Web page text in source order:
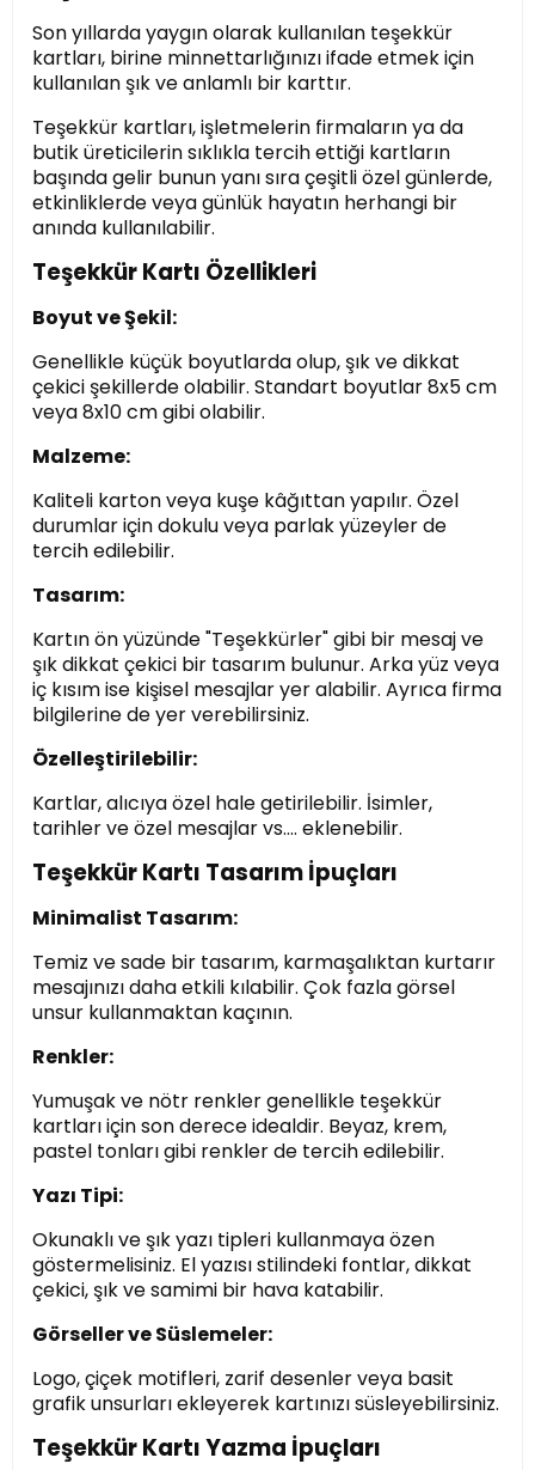
Son yıllarda yaygın olarak kullanılan teşekkür
kartları, birine minnettarlığınızı ifade etmek için
kullanılan şık ve anlamlı bir karttır.
Teşekkür kartları, işletmelerin firmaların ya da
butik üreticilerin sıklıkla tercih ettiği kartların
başında gelir bunun yanı sıra çeşitli özel günlerde,
etkinliklerde veya günlük hayatın herhangi bir
anında kullanılabilir.
Teşekkür Kartı Özellikleri
Boyut ve Şekil:
Genellikle küçük boyutlarda olup, şık ve dikkat
çekici şekillerde olabilir. Standart boyutlar 8x5 cm
veya 8x10 cm gibi olabilir.
Malzeme:
Kaliteli karton veya kuşe kâğıttan yapılır. Özel
durumlar için dokulu veya parlak yüzeyler de
tercih edilebilir.
Tasarım:
Kartın ön yüzünde "Teşekkürler" gibi bir mesaj ve
şık dikkat çekici bir tasarım bulunur. Arka yüz veya
iç kısım ise kişisel mesajlar yer alabilir. Ayrıca firma
bilgilerine de yer verebilirsiniz.
Özelleştirilebilir:
Kartlar, alıcıya özel hale getirilebilir. İsimler,
tarihler ve özel mesajlar vs.… eklenebilir.
Teşekkür Kartı Tasarım İpuçları
Minimalist Tasarım:
Temiz ve sade bir tasarım, karmaşalıktan kurtarır
mesajınızı daha etkili kılabilir. Çok fazla görsel
unsur kullanmaktan kaçının.
Renkler:
Yumuşak ve nötr renkler genellikle teşekkür
kartları için son derece idealdir. Beyaz, krem,
pastel tonları gibi renkler de tercih edilebilir.
Yazı Tipi:
Okunaklı ve şık yazı tipleri kullanmaya özen
göstermelisiniz. El yazısı stilindeki fontlar, dikkat
çekici, şık ve samimi bir hava katabilir.
Görseller ve Süslemeler:
Logo, çiçek motifleri, zarif desenler veya basit
grafik unsurları ekleyerek kartınızı süsleyebilirsiniz.
Teşekkür Kartı Yazma İpuçları